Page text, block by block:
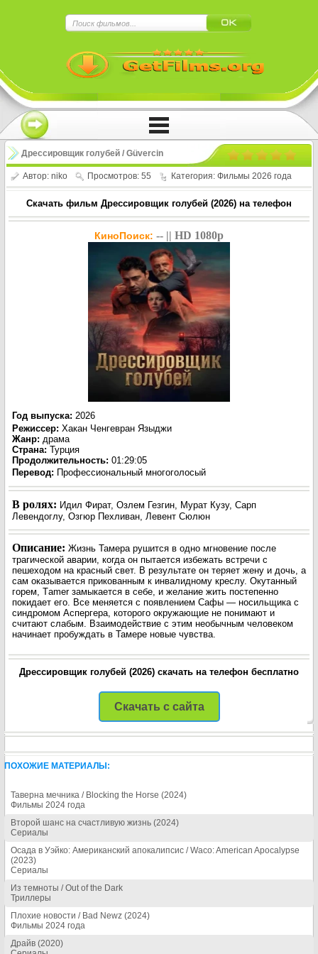
Дрессировщик голубей / Güvercin
Terbiyecisi (2026)
Автор: niko Просмотров: 55 Категория: Фильмы 2026 года
Скачать фильм Дрессировщик голубей (2026) на телефон
КиноПоиск: -- || HD 1080p
Год выпуска: 2026
Режиссер: Хакан Ченгевран Языджи
Жанр: драма
Страна: Турция
Продолжительность: 01:29:05
Перевод: Профессиональный многоголосый
В ролях: Идил Фират, Озлем Гезгин, Мурат Кузу, Сарп
Левендоглу, Озгюр Пехливан, Левент Сюлюн
Описание: Жизнь Тамера рушится в одно мгновение после
трагической аварии, когда он пытается избежать встречи с
пешеходом на красный свет. В результате он теряет жену и дочь, а
сам оказывается прикованным к инвалидному креслу. Окутанный
горем, Тamer замыкается в себе, и желание жить постепенно
покидает его. Все меняется с появлением Сафы — носильщика с
синдромом Аспергера, которого окружающие не понимают и
считают слабым. Взаимодействие с этим необычным человеком
начинает пробуждать в Тамере новые чувства.
Дрессировщик голубей (2026) скачать на телефон бесплатно
Нажмите на
!!!Если Вы с телефона сперва нажмите на
троеточие в правом верхнем углу!!!
Скачать с сайта
ПОХОЖИЕ МАТЕРИАЛЫ:
Таверна мечника / Blocking the Horse (2024)
Фильмы 2024 года
Второй шанс на счастливую жизнь (2024)
Сериалы
Осада в Уэйко: Американский апокалипсис / Waco: American Apocalypse
(2023)
Сериалы
Из темноты / Out of the Dark
Триллеры
Плохие новости / Bad Newz (2024)
Фильмы 2024 года
Драйв (2020)